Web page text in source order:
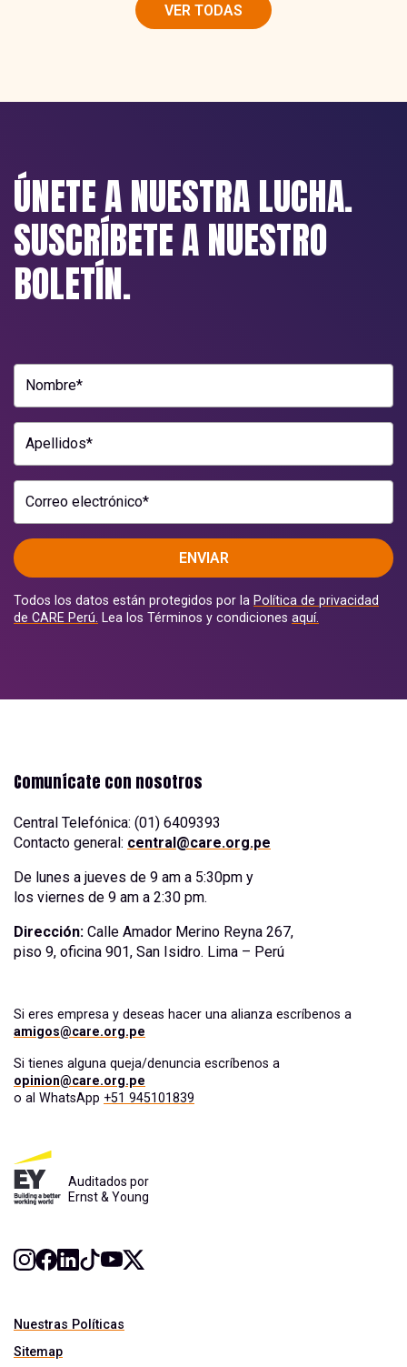
VER TODAS
ÚNETE A NUESTRA LUCHA.
SUSCRÍBETE A NUESTRO
BOLETÍN.
Nombre*
Apellidos*
Correo electrónico*
ENVIAR
Todos los datos están protegidos por la Política de privacidad
de CARE Perú.
Lea los Términos y condiciones aquí.
Comunícate con nosotros
Central Telefónica: (01) 6409393
Contacto general: central@care.org.pe
De lunes a jueves de 9 am a 5:30pm y
los viernes de 9 am a 2:30 pm.
Dirección: Calle Amador Merino Reyna 267,
piso 9, oficina 901, San Isidro. Lima – Perú
Si eres empresa y deseas hacer una alianza escríbenos a
amigos@care.org.pe
Si tienes alguna queja/denuncia escríbenos a
opinion@care.org.pe
o al WhatsApp +51 945101839
Auditados por
Ernst & Young
Nuestras Políticas
Sitemap